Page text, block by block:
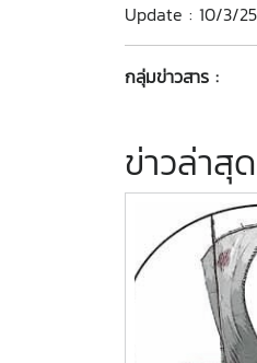
Update : 10/3/
กลุ่มข่าวสาร :
ข่าวล่าสุด